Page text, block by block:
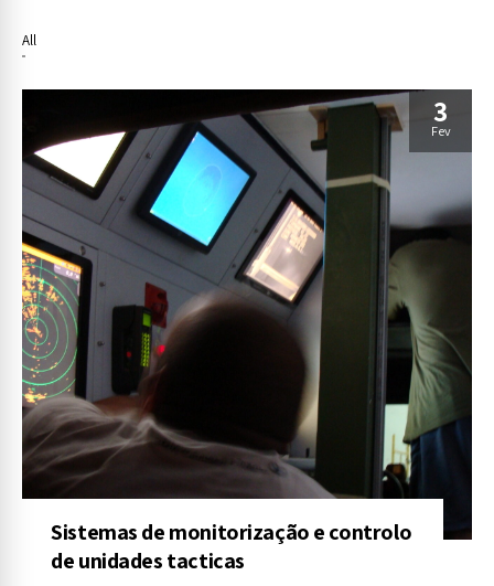
All
3
Fev
Sistemas de monitorização e controlo
de unidades tacticas